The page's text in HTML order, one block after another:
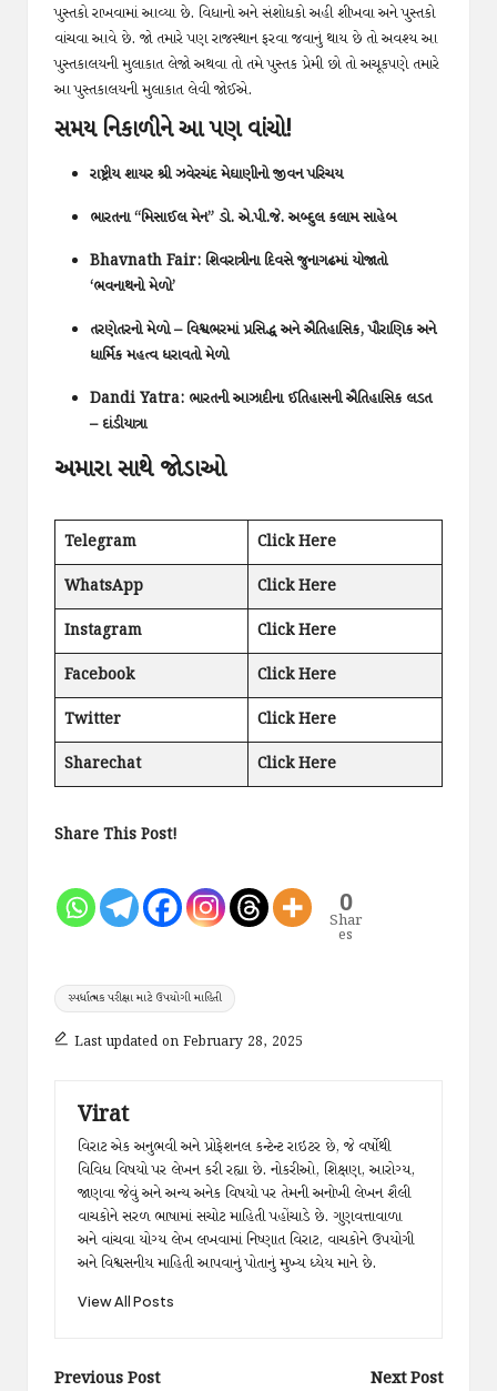
પુસ્તકો રાખવામાં આવ્યા છે. વિધાનો અને સંશોધકો અહી શીખવા અને પુસ્તકો
વાંચવા આવે છે. જો તમારે પણ રાજસ્થાન ફરવા જવાનું થાય છે તો અવશ્ય આ
પુસ્તકાલયની મુલાકાત લેજો અથવા તો તમે પુસ્તક પ્રેમી છો તો અચૂકપણે તમારે
આ પુસ્તકાલયની મુલાકાત લેવી જોઈએ.
સમય નિકાળીને આ પણ વાંચો!
રાષ્ટ્રીય શાયર શ્રી ઝવેરચંદ મેઘાણીનો જીવન પરિચય
ભારતના “મિસાઈલ મેન” ડો. એ.પી.જે. અબ્દુલ કલામ સાહેબ
Bhavnath Fair: શિવરાત્રીના દિવસે જુનાગઢમાં યોજાતો
‘ભવનાથનો મેળો’
તરણેતરનો મેળો – વિશ્વભરમાં પ્રસિદ્ધ અને ઐતિહાસિક, પૌરાણિક અને
ધાર્મિક મહત્વ ધરાવતો મેળો
Dandi Yatra: ભારતની આઝાદીના ઈતિહાસની ઐતિહાસિક લડત
– દાંડીયાત્રા
અમારા સાથે જોડાઓ
Telegram
Click Here
WhatsApp
Click Here
Instagram
Click Here
Facebook
Click Here
Twitter
Click Here
Sharechat
Click Here
Share This Post!
0
Shar
es
Tags:
સ્પર્ધાત્મક પરીક્ષા માટે ઉપયોગી માહિતી
Last updated on February 28, 2025
Virat
વિરાટ એક અનુભવી અને પ્રોફેશનલ કન્ટેન્ટ રાઇટર છે, જે વર્ષોથી
વિવિધ વિષયો પર લેખન કરી રહ્યા છે. નોકરીઓ, શિક્ષણ, આરોગ્ય,
જાણવા જેવું અને અન્ય અનેક વિષયો પર તેમની અનોખી લેખન શૈલી
વાચકોને સરળ ભાષામાં સચોટ માહિતી પહોંચાડે છે. ગુણવત્તાવાળા
અને વાંચવા યોગ્ય લેખ લખવામાં નિષ્ણાત વિરાટ, વાચકોને ઉપયોગી
અને વિશ્વસનીય માહિતી આપવાનું પોતાનું મુખ્ય ધ્યેય માને છે.
View All Posts
Previous Post Next Post